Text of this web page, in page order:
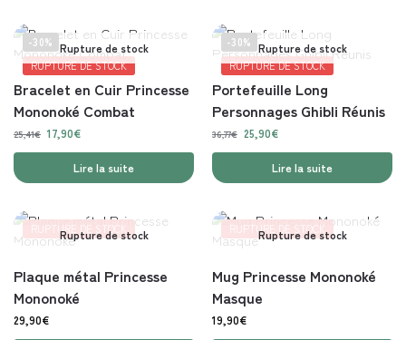
-30%
RUPTURE DE STOCK
Rupture de stock
Bracelet en Cuir Princesse
Mononoké Combat
25,41€ 17,90€
Lire la suite
-30%
RUPTURE DE STOCK
Rupture de stock
Portefeuille Long
Personnages Ghibli Réunis
36,77€ 25,90€
Lire la suite
RUPTURE DE STOCK
Rupture de stock
Plaque métal Princesse
Mononoké
29,90€
RUPTURE DE STOCK
Rupture de stock
Mug Princesse Mononoké
Masque
19,90€